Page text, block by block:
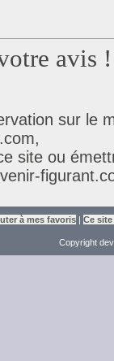
avis
sur le
site ou
à mes favoris| Ce
Copyright